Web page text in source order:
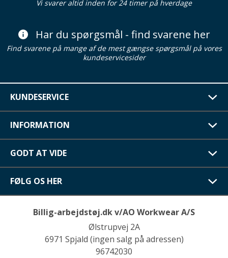
Vi svarer altid inden for 24 timer på hverdage
Har du spørgsmål - find svarene her
Find svarene på mange af de mest gængse spørgsmål på vores
kundeservicesider
KUNDESERVICE
INFORMATION
GODT AT VIDE
FØLG OS HER
Billig-arbejdstøj.dk v/AO Workwear A/S
Ølstrupvej 2A
6971 Spjald (ingen salg på adressen)
96742030